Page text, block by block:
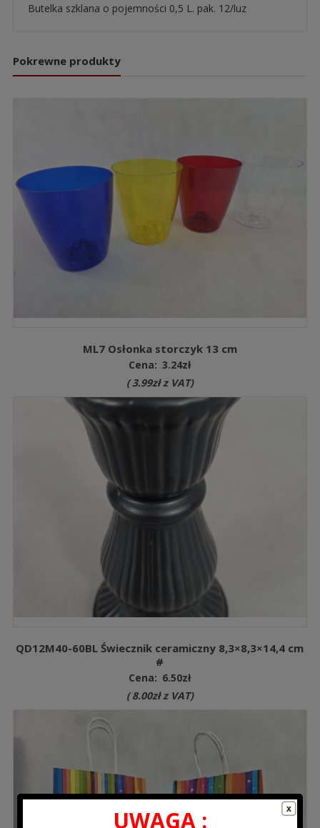
Butelka szklana o pojemności 0,5 L. pak. 12/luz
Pokrewne produkty
ML7 Osłonka storczyk 13 cm
Cena: 3.24zł
( 3.99złz VAT)
QD12M40-60BL Świecznik ceramiczny 8,3×8,3×14,4 cm
#
Cena: 6.50zł
( 8.00złz VAT)
UWAGA :